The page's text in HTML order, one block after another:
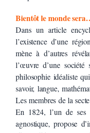
Bientôt le monde
Dans un article
l’existence d’une
mène à d’autres
l’œuvre d’une société
philosophie idéaliste
savoir, langue,
Les membres de la
En 1824, l’un de ses
agnostique, propose